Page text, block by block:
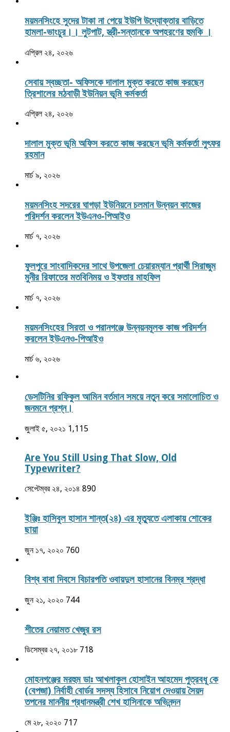
ময়মনসিংহে সুদের টাকা না পেয়ে ইউপি উদ্যোক্তার বাড়িতে
হামলা-ভাংচুর।। লুটপাট, স্ত্রী‌-সন্তানকে অপহরণের হুমকি ।
এপ্রিল ২৪, ২০২৬
সেবায় স্বচ্ছতা- অফিসকে দালাল মুক্ত করতে কাজ করছেন
ত্রিশালের মঠবাড়ী ইউনিয়ন ভূমি কর্মকর্তা
এপ্রিল ২৪, ২০২৬
দালাল মুক্ত ভূমি অফিস করতে কাজ করছেন ভূমি কর্মকর্তা লুৎফর
রহমান
মার্চ ৯, ২০২৬
ময়মনসিংহ সদরের ঘাগড়া ইউনিয়নে চলমান উন্নয়ন কাজের
পরিদর্শন করলেন ইউএনও-পিআইও
মার্চ ৭, ২০২৬
ফুলপুরে সাংবাদিকদের সাথে উপজেলা চেয়ারম্যান প্রার্থী সিরাজুম
মুনীর রিফাতের মতবিনিময় ও ইফতার মাহফিল
মার্চ ৭, ২০২৬
ময়মনসিংহের সিরতা ও পরানগঞ্জে উন্নয়নমূলক কাজ পরিদর্শন
করলেন ইউএনও-পিআইও
মার্চ ৬, ২০২৬
ডেসটিনির রফিকুল আমিন বর্তমান সময়ে নতুন করে সমালোচিত ও
জনমনে প্রশ্ন।
জুলাই ৫, ২০২১ 1,115
Are You Still Using That Slow, Old
Typewriter?
সেপ্টেম্বর ২৪, ২০১৪ 890
ইঞ্জিঃ হাসিবুল হাসান শান্ত(২৪) এর মৃত্যুতে এলাকায় শোকের
ছায়া
জুন ১৭, ২০২০ 760
বিশ্ব বাবা দিবসে বিচারপতি ওবায়দুল হাসানের বিনম্র শ্রদ্ধা
জুন ২১, ২০২০ 744
শীতের নেয়ামত খেজুর রস
ডিসেম্বর ২৭, ২০১৮ 718
মোহনগঞ্জের মরহুম ডাঃ আখলাকুল হোসাইন আহমেদ পুত্রবধূ কে
(বেপজা) নির্বাহী বোর্ডর সদস্য হিসাবে নিয়োগ দেওয়ায় সৈয়দ
তপনের মাননীয় প্রধানমন্ত্রী শেখ হাসিনাকে অভিনন্দন
মে ২৮, ২০২০ 717